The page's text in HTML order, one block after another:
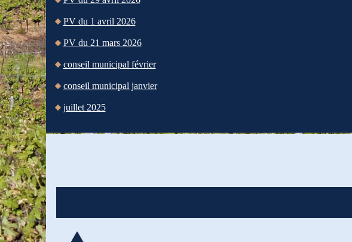
PV du 1 avril 2026
PV du 21 mars 2026
conseil municipal février
conseil municipal janvier
juillet 2025